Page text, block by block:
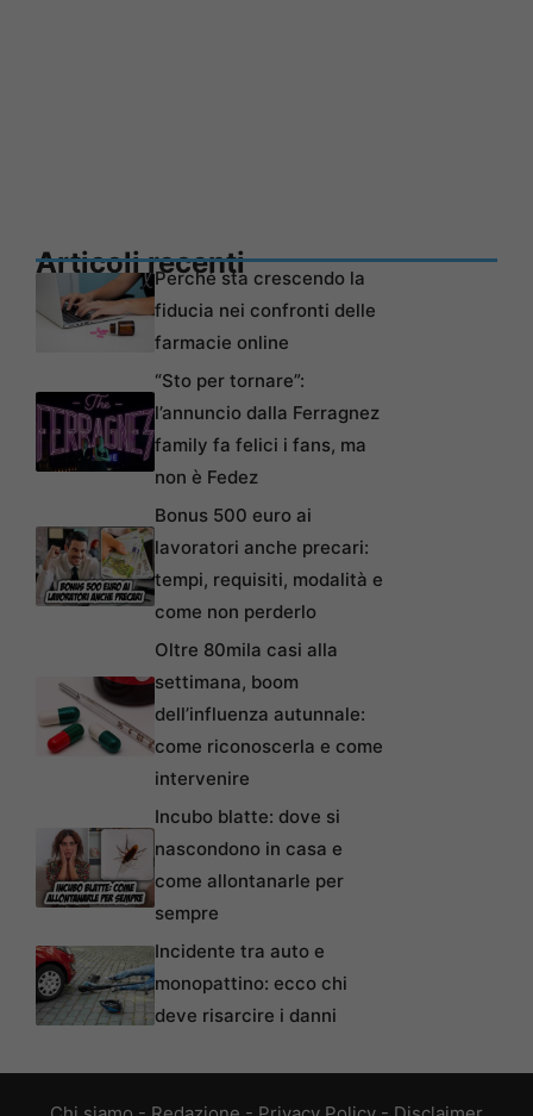
Articoli recentiPerché sta crescendo la
fiducia nei confronti delle
farmacie online
“Sto per tornare”:
l’annuncio dalla Ferragnez
family fa felici i fans, ma
non è Fedez
Bonus 500 euro ai
lavoratori anche precari:
tempi, requisiti, modalità e
come non perderlo
Oltre 80mila casi alla
settimana, boom
dell’influenza autunnale:
come riconoscerla e come
intervenire
Incubo blatte: dove si
nascondono in casa e
come allontanarle per
sempre
Incidente tra auto e
monopattino: ecco chi
deve risarcire i danni